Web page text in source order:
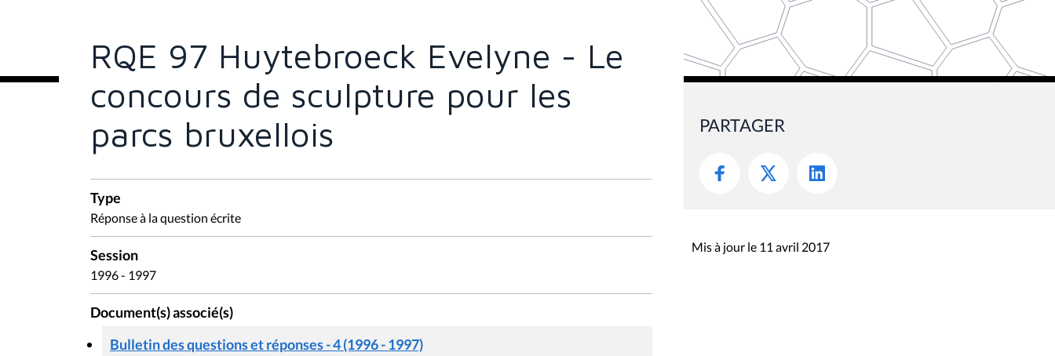
sRQE 97 Huytebroeck Evelyne - Le
concours de sculpture pour les
parcs bruxellois
Type
Réponse à la question écrite
Session
1996 - 1997
Document(s) associé(s)
Bulletin des questions et réponses - 4 (1996 - 1997)
PARTAGER
Mis à jour le 11 avril 2017